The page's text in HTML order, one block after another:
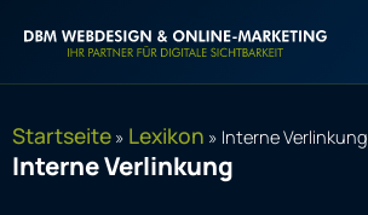
Inhalt
Startseite » Lexikon » Interne Verlinkung
Interne Verlinkung